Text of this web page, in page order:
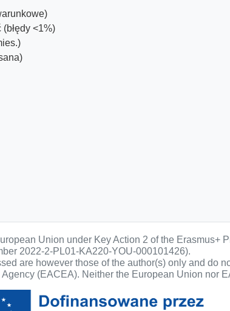
<1%)
Union under Key Action 2 of the Erasmus+
2022-2-PL01-KA220-YOU-000101426).
are however those of the author(s) only and do